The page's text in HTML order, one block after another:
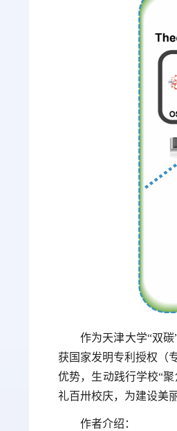
作为天津大学“双
获国家发明专利授权（
优势，生动践行学校“
礼百卅校庆，为建设美
作者介绍：